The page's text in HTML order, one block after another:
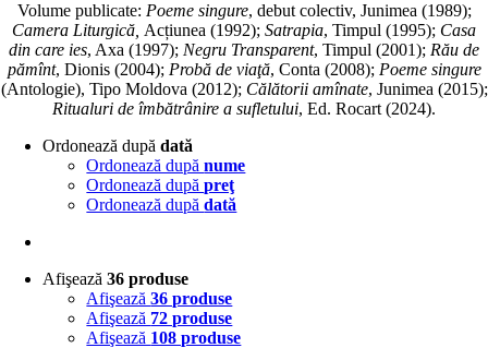
Volume publicate: Poeme singure, debut colectiv, Junimea (1989);
Camera Liturgică, Acțiunea (1992); Satrapia, Timpul (1995); Casa
din care ies, Axa (1997); Negru Transparent, Timpul (2001); Rău de
pămînt, Dionis (2004); Probă de viaţă, Conta (2008); Poeme singure
(Antologie), Tipo Moldova (2012); Călătorii amînate, Junimea (2015);
Ritualuri de îmbătrânire a sufletului, Ed. Rocart (2024).
Ordonează dupădată
Ordonează dupănume
Ordonează dupăpreţ
Ordonează dupădată
Afişează36 produse
Afişează36 produse
Afişează 72 produse
Afişează 108 produse